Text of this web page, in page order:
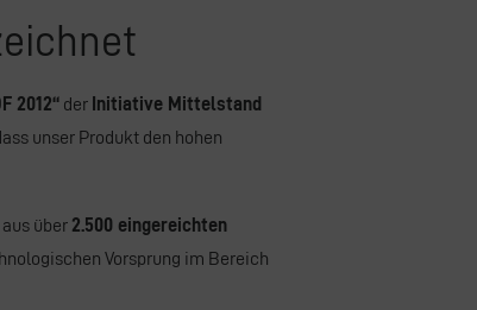
2012“der Initiative Mittelstand
unser Produkt den hohen
über 2.500 eingereichten
Vorsprung im Bereich